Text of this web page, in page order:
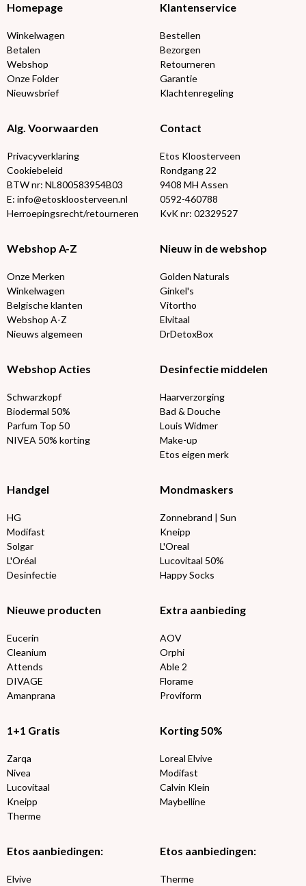
Homepage
Winkelwagen
Betalen
Webshop
Onze Folder
Nieuwsbrief
Klantenservice
Bestellen
Bezorgen
Retourneren
Garantie
Klachtenregeling
Alg. Voorwaarden
Privacyverklaring
Cookiebeleid
BTW nr: NL800583954B03
E: info@etoskloosterveen.nl
Herroepingsrecht/retourneren
Contact
Etos Kloosterveen
Rondgang 22
9408 MH Assen
0592-460788
KvK nr: 02329527
Webshop A-Z
Onze Merken
Winkelwagen
Belgische klanten
Webshop A-Z
Nieuws algemeen
Nieuw in de webshop
Golden Naturals
Ginkel's
Vitortho
Elvitaal
DrDetoxBox
Webshop Acties
Schwarzkopf
Biodermal 50%
Parfum Top 50
NIVEA 50% korting
Desinfectie middelen
Haarverzorging
Bad & Douche
Louis Widmer
Make-up
Etos eigen merk
Handgel
HG
Modifast
Solgar
L'Oréal
Desinfectie
Mondmaskers
Zonnebrand | Sun
Kneipp
L'Oreal
Lucovitaal 50%
Happy Socks
Nieuwe producten
Eucerin
Cleanium
Attends
DIVAGE
Amanprana
Extra aanbieding
AOV
Orphi
Able 2
Florame
Proviform
1+1 Gratis
Zarqa
Nivea
Lucovitaal
Kneipp
Therme
Korting 50%
Loreal Elvive
Modifast
Calvin Klein
Maybelline
Etos aanbiedingen:
Elvive
Etos aanbiedingen:
Therme